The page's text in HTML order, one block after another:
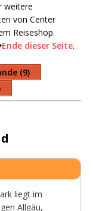
weitere
von Center
Reiseshop.
Ende dieser Seite.
(9)
liegt im
Allgäu,